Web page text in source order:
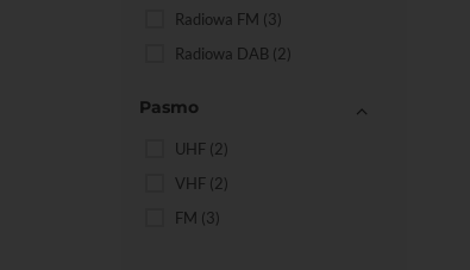
Radiowa FM (3)
Radiowa DAB (2)
Pasmo
UHF (2)
VHF (2)
FM (3)